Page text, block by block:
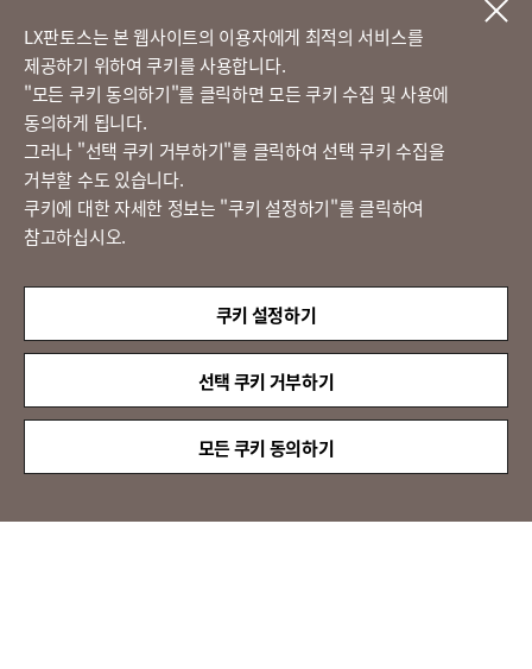
LG 베스트 케어 이전설치
고객의 소리
정도경영 신문고
(주)LX판토스 사업자등록번호 : 116-81-31734
서울시 종로구 새문안로 58
대표전화 :02-3771-2114
해외직구 문의 : 02-3771-2013 / 2014
© LX Pantos Co., Ltd. All rights reserved.
LX판토스는 본 웹사이트의 이용자에게 최적의 서비스를
제공하기 위하여 쿠키를 사용합니다.
​"모든 쿠키 동의하기"를 클릭하면 모든 쿠키 수집 및 사용에
동의하게 됩니다.
그러나 "선택 쿠키 거부하기"를 클릭하여 선택 쿠키 수집을
거부할 수도 있습니다.
쿠키에 대한 자세한 정보는 "쿠키 설정하기"를 클릭하여
참고하십시오.
쿠키 설정하기
선택 쿠키 거부하기
모든 쿠키 동의하기